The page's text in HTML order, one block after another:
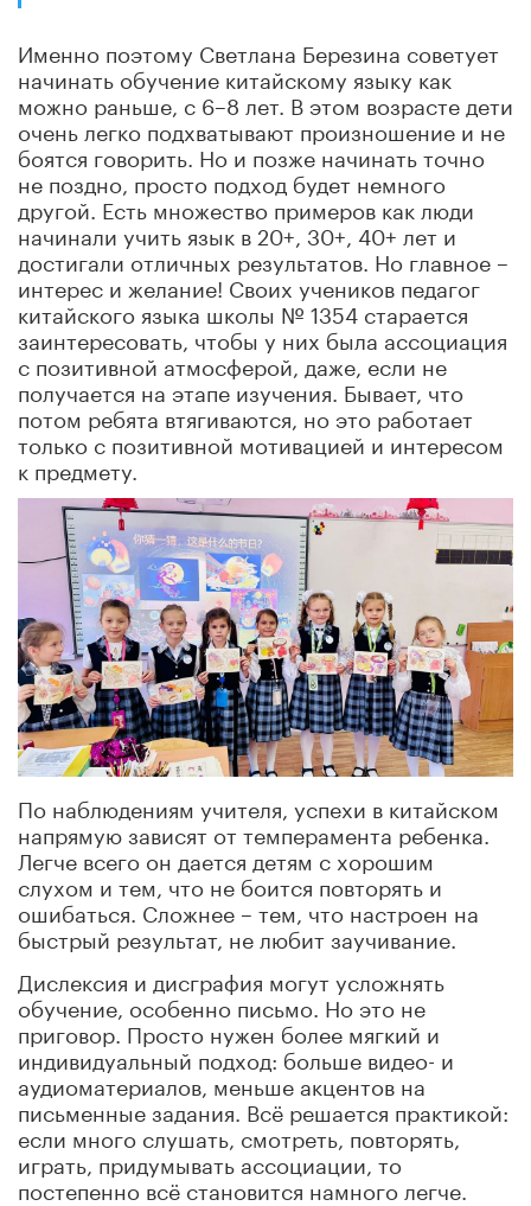
Именно поэтому Светлана Березина советует
начинать обучение китайскому языку как
можно раньше, с 6–8 лет. В этом возрасте дети
очень легко подхватывают произношение и не
боятся говорить. Но и позже начинать точно
не поздно, просто подход будет немного
другой. Есть множество примеров как люди
начинали учить язык в 20+, 30+, 40+ лет и
достигали отличных результатов. Но главное –
интерес и желание! Своих учеников педагог
китайского языка школы № 1354 старается
заинтересовать, чтобы у них была ассоциация
с позитивной атмосферой, даже, если не
получается на этапе изучения. Бывает, что
потом ребята втягиваются, но это работает
только с позитивной мотивацией и интересом
к предмету.
По наблюдениям учителя, успехи в китайском
напрямую зависят от темперамента ребенка.
Легче всего он дается детям с хорошим
слухом и тем, что не боится повторять и
ошибаться. Сложнее – тем, что настроен на
быстрый результат, не любит заучивание.
Дислексия и дисграфия могут усложнять
обучение, особенно письмо. Но это не
приговор. Просто нужен более мягкий и
индивидуальный подход: больше видео- и
аудиоматериалов, меньше акцентов на
письменные задания. Всё решается практикой:
если много слушать, смотреть, повторять,
играть, придумывать ассоциации, то
постепенно всё становится намного легче.